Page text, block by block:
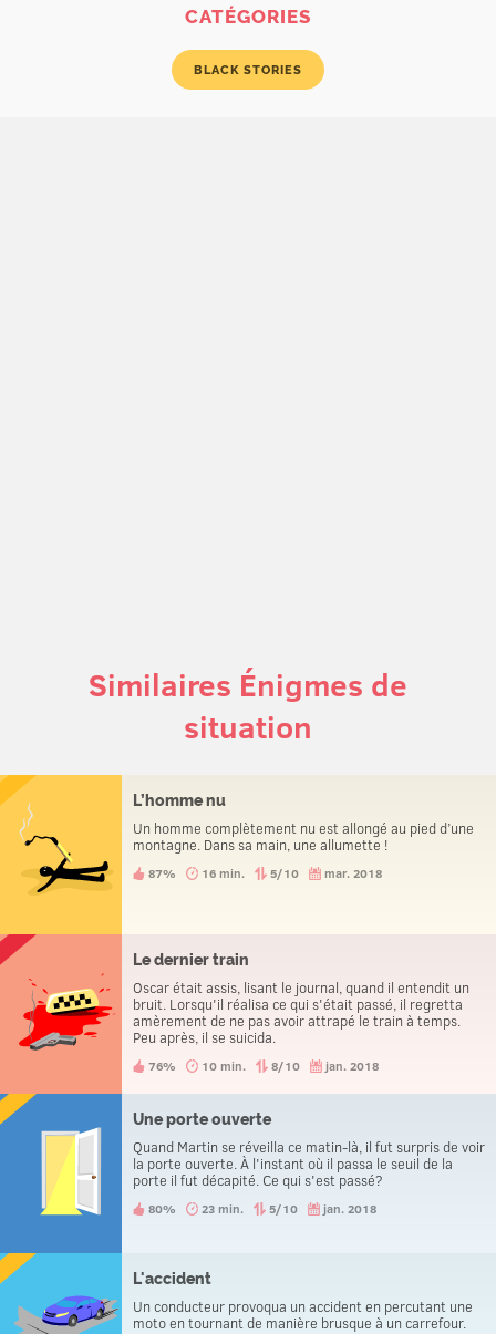
CATÉGORIES
BLACK STORIES
Similaires Énigmes de
situation
L’homme nu
Un homme complètement nu est allongé au pied d’une
montagne. Dans sa main, une allumette !
87% 16 min. 5/10 mar. 2018
Le dernier train
Oscar était assis, lisant le journal, quand il entendit un
bruit. Lorsqu'il réalisa ce qui s'était passé, il regretta
amèrement de ne pas avoir attrapé le train à temps.
Peu après, il se suicida.
76% 10 min. 8/10 jan. 2018
Une porte ouverte
Quand Martin se réveilla ce matin-là, il fut surpris de voir
la porte ouverte. À l'instant où il passa le seuil de la
porte il fut décapité. Ce qui s'est passé?
80% 23 min. 5/10 jan. 2018
L'accident
Un conducteur provoqua un accident en percutant une
moto en tournant de manière brusque à un carrefour.